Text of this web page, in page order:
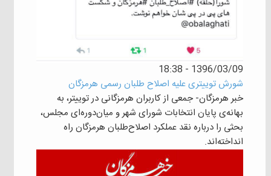
1396/03/09 - 18:38
شورش توییتری علیه اصلاح طلبان رسمی هرمزگان
خبر هرمزگان- جمعی از کاربران هرمزگانی در توییتر، به
بهانه‌ی پایان انتخابات شورای شهر و میان‌دوره‌ای مجلس،
بحثی را درباره نقد عملکرد اصلاح‌طلبان هرمزگان راه
انداخته‌اند.